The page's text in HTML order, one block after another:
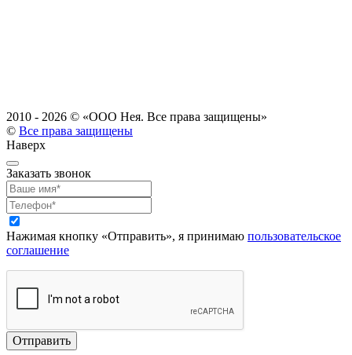
2010 - 2026 © «ООО Нея. Все права защищены»
© Все права защищены
Наверх
Заказать звонок
Нажимая кнопку «Отправить», я принимаю пользовательское
соглашение